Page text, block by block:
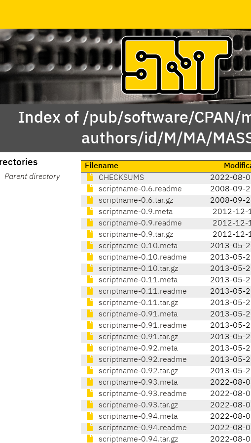
Index of /pub/software/CPAN/
authors/id/M/MA/
Parent directory
Filename
CHECKSUMS
2022-08-
scriptname-0.6.readme
2008-09-
scriptname-0.6.tar.gz
2008-09-
scriptname-0.9.meta
2012-12-
scriptname-0.9.readme
2012-12-
scriptname-0.9.tar.gz
2012-12-
scriptname-0.10.meta
2013-05-
scriptname-0.10.readme
2013-05-
scriptname-0.10.tar.gz
2013-05-
scriptname-0.11.meta
2013-05-
scriptname-0.11.readme
2013-05-
scriptname-0.11.tar.gz
2013-05-
scriptname-0.91.meta
2013-05-
scriptname-0.91.readme
2013-05-
scriptname-0.91.tar.gz
2013-05-
scriptname-0.92.meta
2013-05-
scriptname-0.92.readme
2013-05-
scriptname-0.92.tar.gz
2013-05-
scriptname-0.93.meta
2022-08-
scriptname-0.93.readme
2022-08-
scriptname-0.93.tar.gz
2022-08-
scriptname-0.94.meta
2022-08-
scriptname-0.94.readme
2022-08-
scriptname-0.94.tar.gz
2022-08-